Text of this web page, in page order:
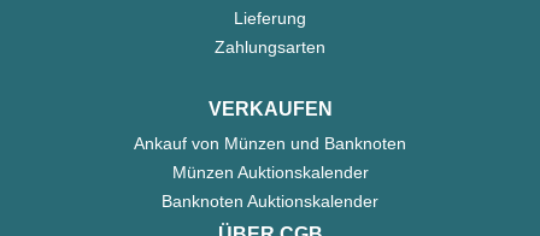
Lieferung
Zahlungsarten
VERKAUFEN
Ankauf von Münzen und Banknoten
Münzen Auktionskalender
Banknoten Auktionskalender